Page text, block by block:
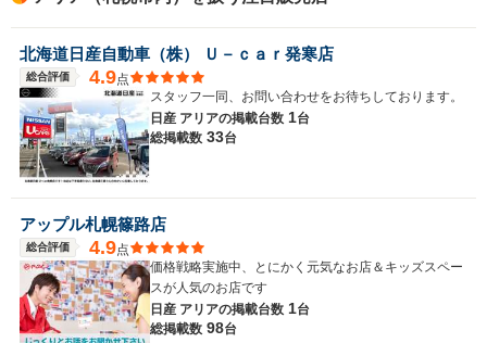
北海道日産自動車（株） Ｕ－ｃａｒ発寒店
総合評価 4.9点
スタッフ一同、お問い合わせをお待ちしております。
日産 アリアの掲載台数 1台
総掲載数 33台
アップル札幌篠路店
総合評価 4.9点
価格戦略実施中、とにかく元気なお店＆キッズスペー
スが人気のお店です
日産 アリアの掲載台数 1台
総掲載数 98台